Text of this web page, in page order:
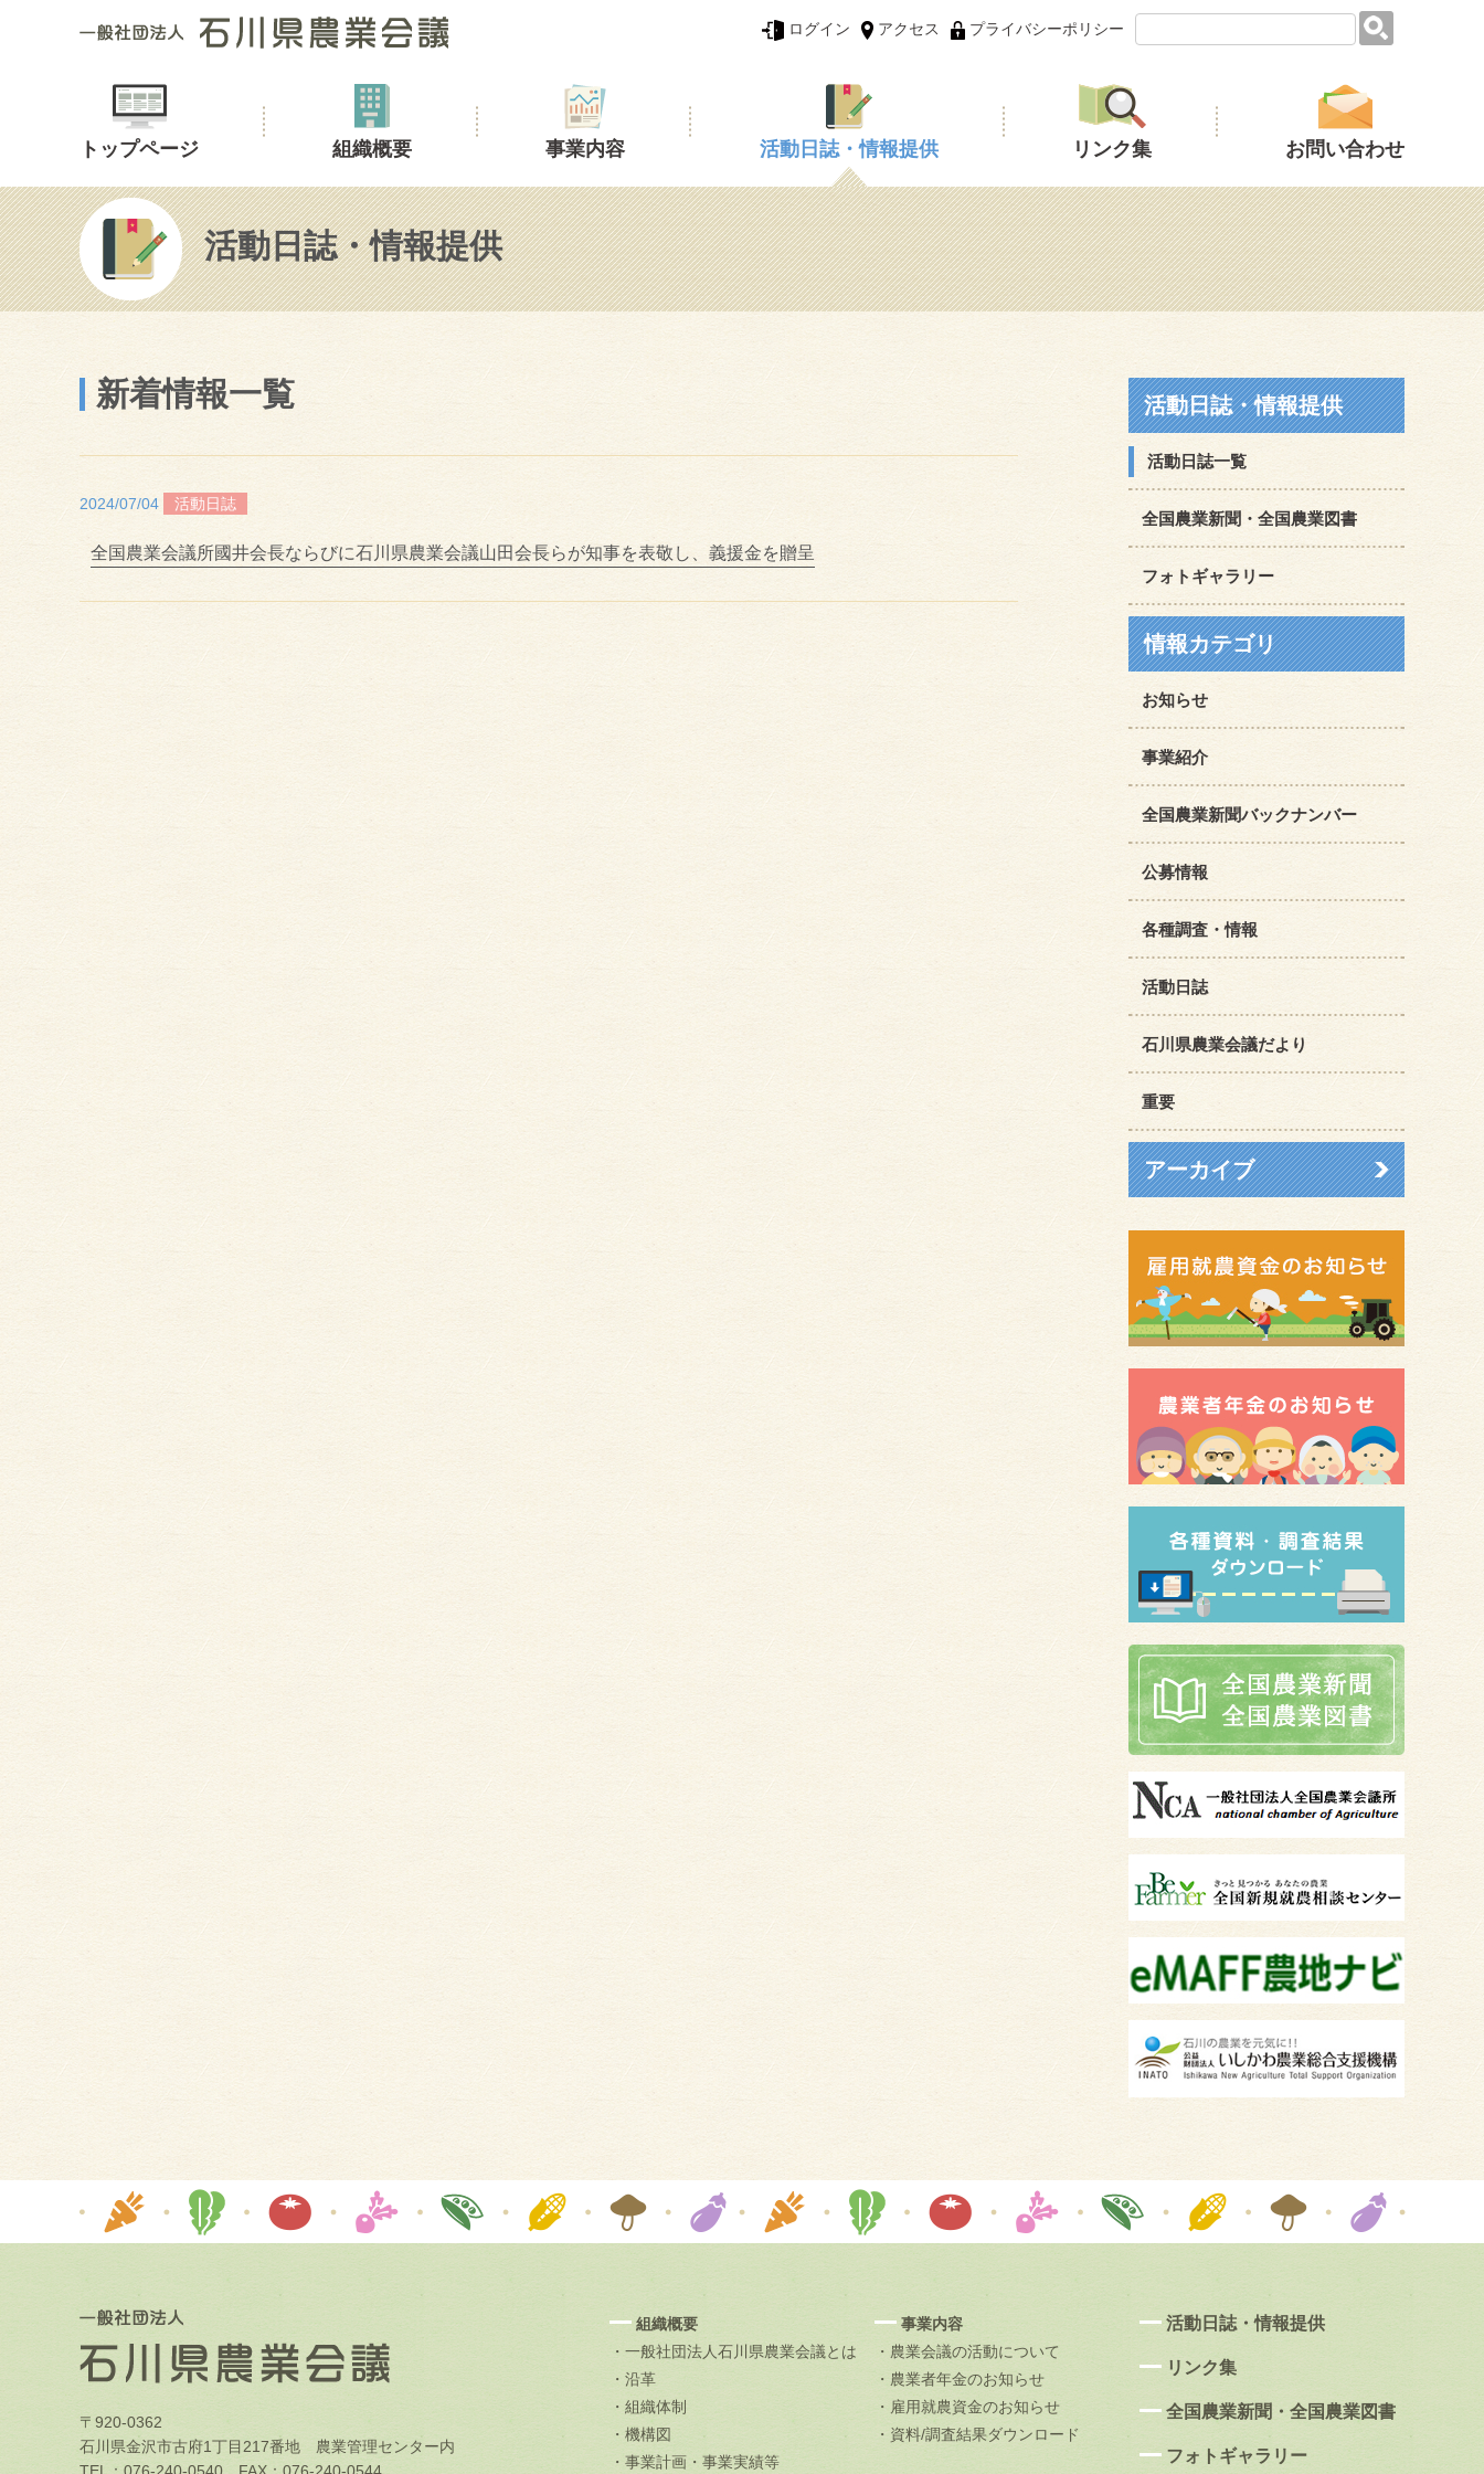
ログイン アクセス プライバシーポリシー
トップページ 組織概要 事業内容 活動日誌・情報提供 リンク集 お問い合わせ
活動日誌・情報提供
新着情報一覧
2024/07/04 活動日誌
全国農業会議所國井会長ならびに石川県農業会議山田会長らが知事を表敬し、義援金を贈呈
活動日誌・情報提供
活動日誌一覧
全国農業新聞・全国農業図書
フォトギャラリー
情報カテゴリ
お知らせ
事業紹介
全国農業新聞バックナンバー
公募情報
各種調査・情報
活動日誌
石川県農業会議だより
重要
アーカイブ
〒920-0362
石川県金沢市古府1丁目217番地 農業管理センター内
組織概要
・一般社団法人石川県農業会議とは
・沿革
・組織体制
・機構図
・事業計画・事業実績等
事業内容
・農業会議の活動について
・農業者年金のお知らせ
・雇用就農資金のお知らせ
・資料/調査結果ダウンロード
活動日誌・情報提供
リンク集
全国農業新聞・全国農業図書
フォトギャラリー